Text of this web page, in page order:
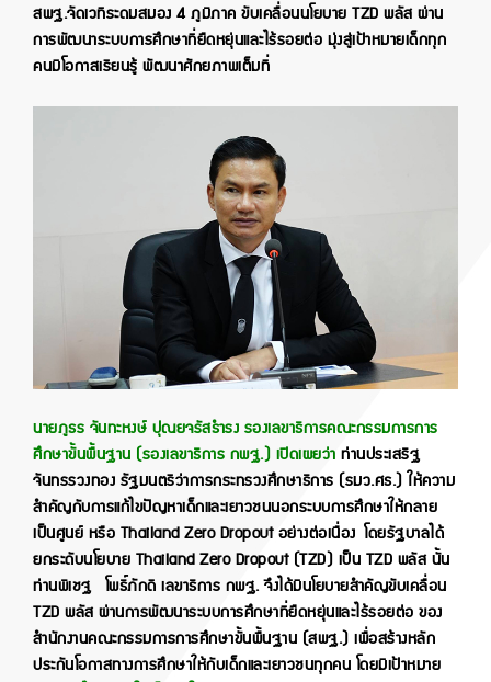
สพฐ.จัดเวทีระดมสมอง 4 ภูมิภาค ขับเคลื่อนนโยบาย TZD พลัส ผ่าน
การพัฒนาระบบการศึกษาที่ยืดหยุ่นและไร้รอยต่อ มุ่งสู่เป้าหมายเด็กทุก
คนมีโอกาสเรียนรู้ พัฒนาศักยภาพเต็มที่
นายภูธร จันทะหงษ์ ปุณยจรัสธำรง รองเลขาธิการคณะกรรมการการ
ศึกษาขั้นพื้นฐาน (รองเลขาธิการ กพฐ.) เปิดเผยว่า ท่านประเสริฐ
จันทรรวงทอง รัฐมนตรีว่าการกระทรวงศึกษาธิการ (รมว.ศธ.) ให้ความ
สำคัญกับการแก้ไขปัญหาเด็กและเยาวชนนอกระบบการศึกษาให้กลาย
เป็นศูนย์ หรือ Thailand Zero Dropout อย่างต่อเนื่อง โดยรัฐบาลได้
ยกระดับนโยบาย Thailand Zero Dropout (TZD) เป็น TZD พลัส นั้น
ท่านพิเชฐ โพธิ์ภักดี เลขาธิการ กพฐ. จึงได้มีนโยบายสำคัญขับเคลื่อน
TZD พลัส ผ่านการพัฒนาระบบการศึกษาที่ยืดหยุ่นและไร้รอยต่อ ของ
สำนักงานคณะกรรมการการศึกษาขั้นพื้นฐาน (สพฐ.) เพื่อสร้างหลัก
ประกันโอกาสทางการศึกษาให้กับเด็กและเยาวชนทุกคน โดยมีเป้าหมาย